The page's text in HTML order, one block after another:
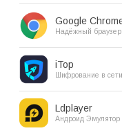
Google
Надёжный браузер
iTop
Шифрование в сети
Ldplayer
Андроид Эмулятор